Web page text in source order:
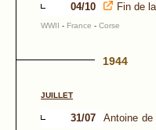
04/10 Fin de
WWII - France - Corse
1944
JUILLET
31/07
Antoine de